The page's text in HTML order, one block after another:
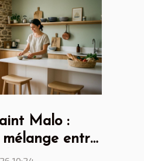
Malo :
mélange entre
et